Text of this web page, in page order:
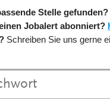
Stelle gefunden?
Jobalert abonniert?
Schreiben Sie uns gerne